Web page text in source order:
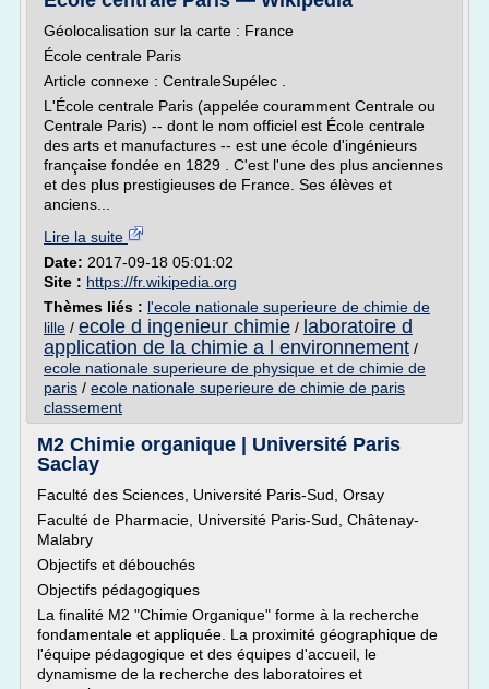
Géolocalisation sur la carte : France
École centrale Paris
Article connexe : CentraleSupélec .
L'École centrale Paris (appelée couramment Centrale ou
Centrale Paris) -- dont le nom officiel est École centrale
des arts et manufactures -- est une école d'ingénieurs
française fondée en 1829 . C'est l'une des plus anciennes
et des plus prestigieuses de France. Ses élèves et
anciens...
Lire la suite
Date: 2017-09-18 05:01:02
Site : https://fr.wikipedia.org
Thèmes liés : l'ecole nationale superieure de chimie de
lille / ecole d ingenieur chimie / laboratoire d
application de la chimie a l environnement /
ecole nationale superieure de physique et de chimie de
paris / ecole nationale superieure de chimie de paris
classement
M2 Chimie organique | Université Paris
Saclay
Faculté des Sciences, Université Paris-Sud, Orsay
Faculté de Pharmacie, Université Paris-Sud, Châtenay-
Malabry
Objectifs et débouchés
Objectifs pédagogiques
La finalité M2 "Chimie Organique" forme à la recherche
fondamentale et appliquée. La proximité géographique de
l'équipe pédagogique et des équipes d'accueil, le
dynamisme de la recherche des laboratoires et